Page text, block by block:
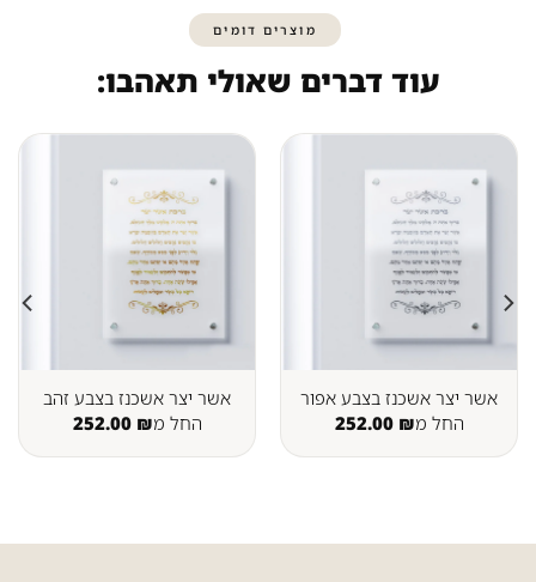
מוצרים דומים
עוד דברים שאולי תאהבו:
אשר יצר אשכנז בצבע אפור
החל מ
252.00 ₪
אשר יצר אשכנז בצבע זהב
החל מ
252.00 ₪